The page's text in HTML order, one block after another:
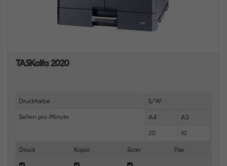
TASKalfa 2020
Druckfarbe S/W
Seiten pro Minute A4 A3
20 10
Druck Kopie Scan Fax